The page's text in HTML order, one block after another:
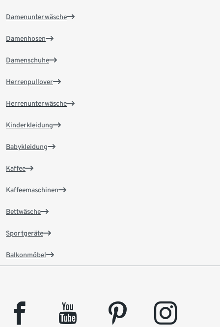
Damenunterwäsche
Damenhosen
Damenschuhe
Herrenpullover
Herrenunterwäsche
Kinderkleidung
Babykleidung
Kaffee
Kaffeemaschinen
Bettwäsche
Sportgeräte
Balkonmöbel
facebook youtube pinterest instagram